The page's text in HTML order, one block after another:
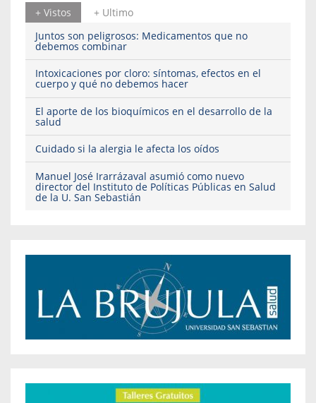
+ Vistos
+ Ultimo
Juntos son peligrosos: Medicamentos que no
debemos combinar
Intoxicaciones por cloro: síntomas, efectos en el
cuerpo y qué no debemos hacer
El aporte de los bioquímicos en el desarrollo de la
salud
Cuidado si la alergia le afecta los oídos
Manuel José Irarrázaval asumió como nuevo
director del Instituto de Políticas Públicas en Salud
de la U. San Sebastián